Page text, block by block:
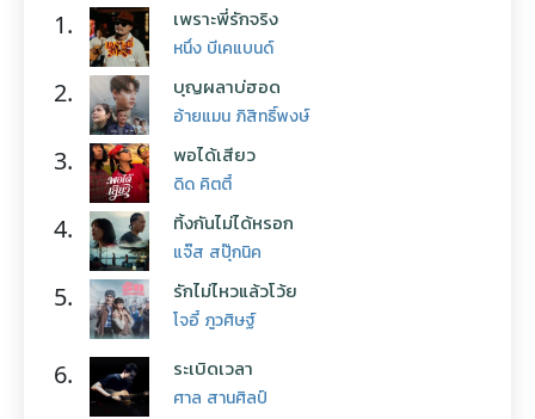
1. เพราะพี่รักจริง
หนึ่ง บีเคแบนด์
2. บุญผลาบ่ฮอด
อ้ายแมน ภิสิทธิ์พงษ์
3. พอได้เสียว
ดิด คิตตี้
4. ทิ้งกันไม่ได้หรอก
แจ๊ส สปุ๊กนิค
5. รักไม่ไหวแล้วโว้ย
โจอี้ ภูวศิษฐ์
6. ระเบิดเวลา
ศาล สานศิลป์